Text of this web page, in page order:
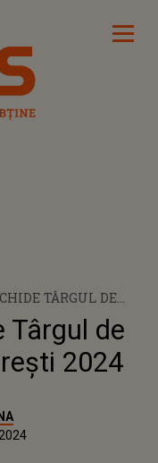
TÂRGUL DE
BUCUREȘTI 2024
Târgul de
2024